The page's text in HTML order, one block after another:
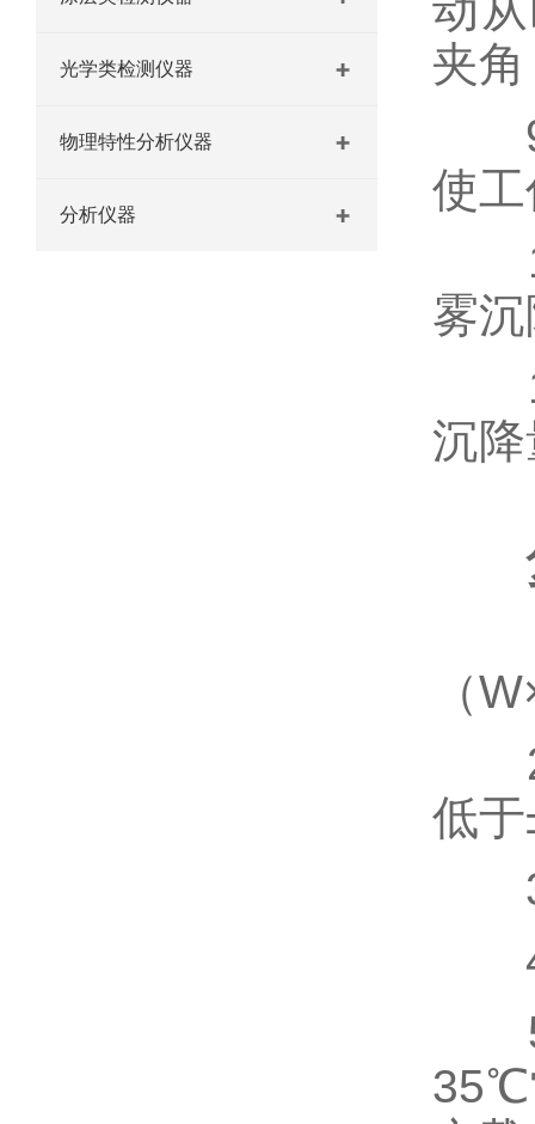
光学类检测仪器
物理特性分析仪器
分析仪器
夹
9
使
10
雾
11
沉
（
2.
低
3.
4
5
35℃